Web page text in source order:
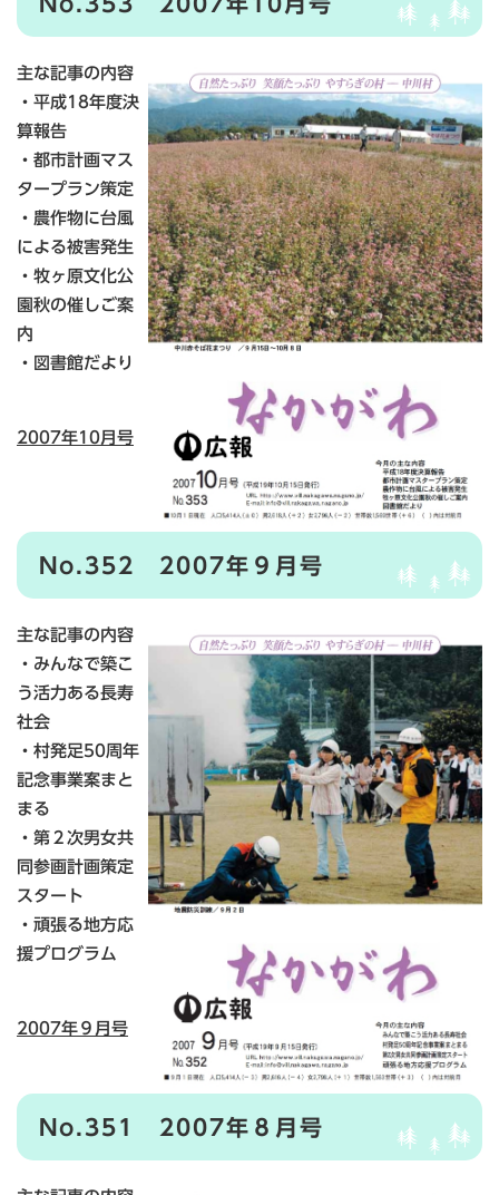
主な記事の内容
・平成18年度決
算報告
・都市計画マス
タープラン策定
・農作物に台風
による被害発生
・牧ヶ原文化公
園秋の催しご案
内
・図書館だより
2007年10月号
No.352 2007年９月号
主な記事の内容
・みんなで築こ
う活力ある長寿
社会
・村発足50周年
記念事業案まと
まる
・第２次男女共
同参画計画策定
スタート
・頑張る地方応
援プログラム
2007年９月号
No.351 2007年８月号